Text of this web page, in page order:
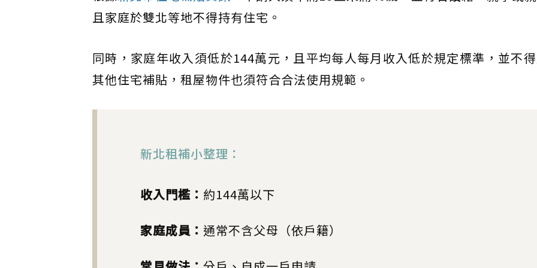
且家庭於雙北等地不得持有住宅。
同時，家庭年收入須低於144萬元，且平均每人每月收入低於規定標準，並不
其他住宅補貼，租屋物件也須符合合法使用規範。
新北租補小整理：
收入門檻： 約144萬以下
家庭成員： 通常不含父母（依戶籍）